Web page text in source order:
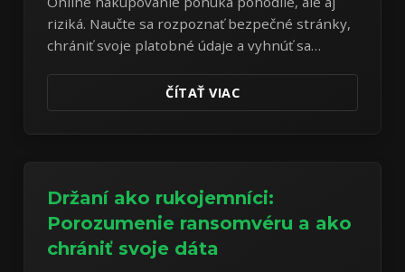
riziká. Naučte sa rozpoznať bezpečné stránky,
chrániť svoje platobné údaje a vyhnúť sa
ČÍTAŤ VIAC
Držaní ako rukojemníci:
Porozumenie ransomvéru a ako
chrániť svoje dáta